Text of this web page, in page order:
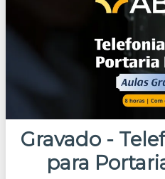
Gravado -
para